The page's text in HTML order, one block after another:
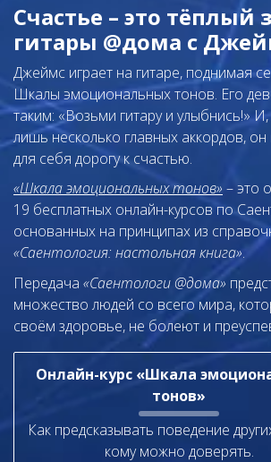
Счастье – это тёплый
гитары @дома с
Джеймс играет на гитаре, поднимая
Шкалы эмоциональных тонов. Его
таким: «Возьми гитару и улыбнись!» И,
лишь несколько главных аккордов,
для себя дорогу к счастью.
«Шкала эмоциональных тонов» – это
19 бесплатных онлайн-курсов по
основанных на принципах из
«Саентология: настольная книга».
Передача «Саентологи @дома»
множество людей со всего мира,
своём здоровье, не болеют и
Онлайн-курс «Шкала
тонов»
Как предсказывать поведение
кому можно доверять.